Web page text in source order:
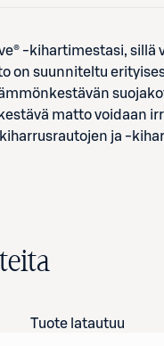
-kihartimestasi,
on suunniteltu
matto voidaan
ja -
Tuote latautuu